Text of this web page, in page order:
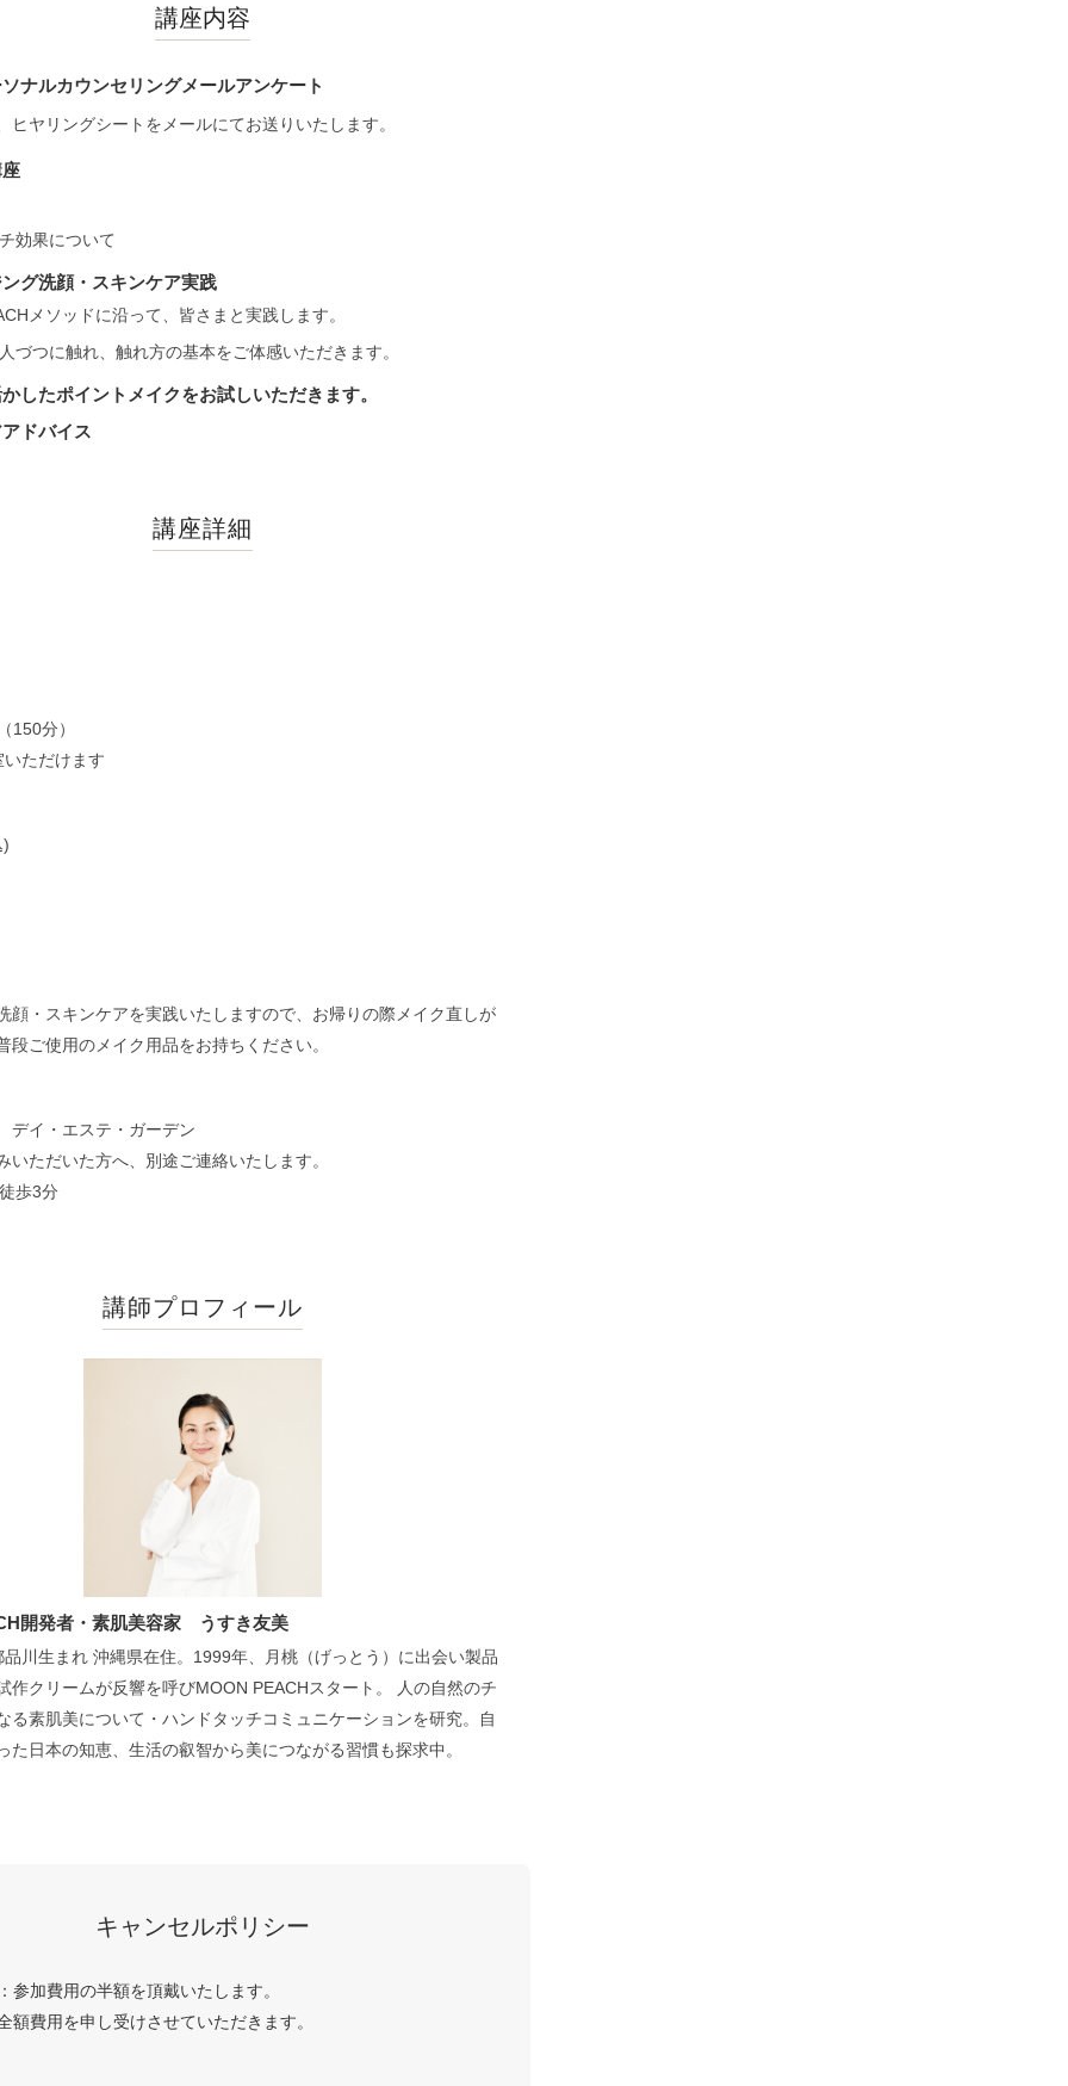
講座内容
ナルカウンセリングメールアンケート
ヒヤリングシートをメールにてお送りいたします。
効果について
グ洗顔・スキンケア実践
メソッドに沿って、皆さまと実践します。
づつに触れ、触れ方の基本をご体感いただきます。
したポイントメイクをお試しいただきます。
ドバイス
講座詳細
150分）
ただけます
)
顔・スキンケアを実践いたしますので、お帰りの際メイク直しが
段ご使用のメイク用品をお持ちください。
イ・エステ・ガーデン
いただいた方へ、別途ご連絡いたします。
歩3分
講師プロフィール
開発者・素肌美容家 うすき友美
川生まれ 沖縄県在住。1999年、月桃（げっとう）に出会い製品
作クリームが反響を呼びMOON PEACHスタート。 人の自然のチ
る素肌美について・ハンドタッチコミュニケーションを研究。自
た日本の知恵、生活の叡智から美につながる習慣も探求中。
キャンセルポリシー
参加費用の半額を頂戴いたします。
額費用を申し受けさせていただきます。